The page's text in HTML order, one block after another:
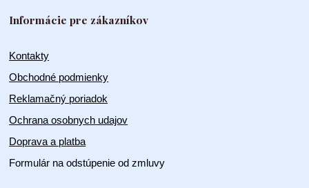
Informácie pre zákazníkov
Kontakty
Obchodné podmienky
Reklamačný poriadok
Ochrana osobnych udajov
Doprava a platba
Formulár na odstúpenie od zmluvy